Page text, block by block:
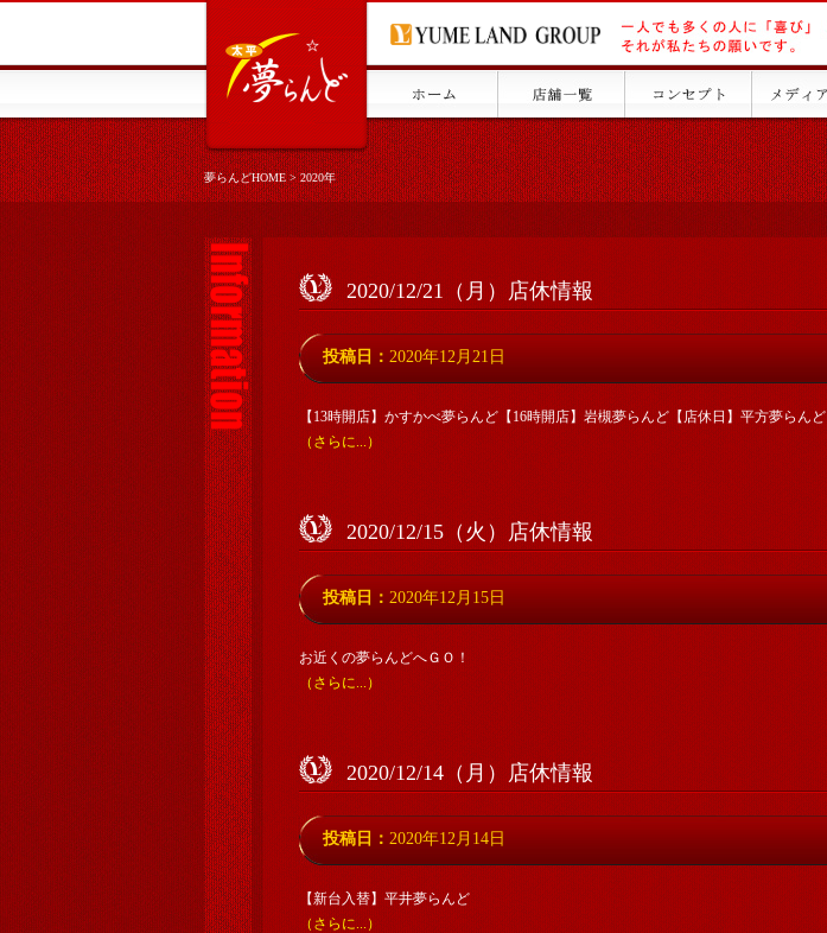
夢らんどHOME>2020年
2020/12/21（月）店休情報
投稿日： 2020年12月21日
【13時開店】かすかべ夢らんど【16時開店】岩槻夢らんど【店休日】平方夢らんど
（さらに...）
2020/12/15（火）店休情報
投稿日： 2020年12月15日
お近くの夢らんどへＧＯ！
（さらに...）
2020/12/14（月）店休情報
投稿日： 2020年12月14日
【新台入替】平井夢らんど
（さらに...）